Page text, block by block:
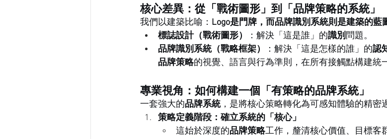
核心差異：從「戰術圖形」到「品牌策略的系統」
我們以建築比喻： Logo是門牌，而品牌識別系統則是建築的藍
標誌設計（戰術圖形）
：解決「這是誰」的識別問題。
品牌識別系統（戰略框架）
：解決「這是怎樣的誰」的認
品牌策略的視覺、語言與行為準則，在所有接觸點構建統
專業視角：如何構建一個「有策略的品牌系統」
一套強大的品牌系統 ，是將核心策略轉化為可感知體驗的精密
策略定義階段：確立系統的「核心」
這始於深度的品牌策略工作，釐清核心價值、目標客